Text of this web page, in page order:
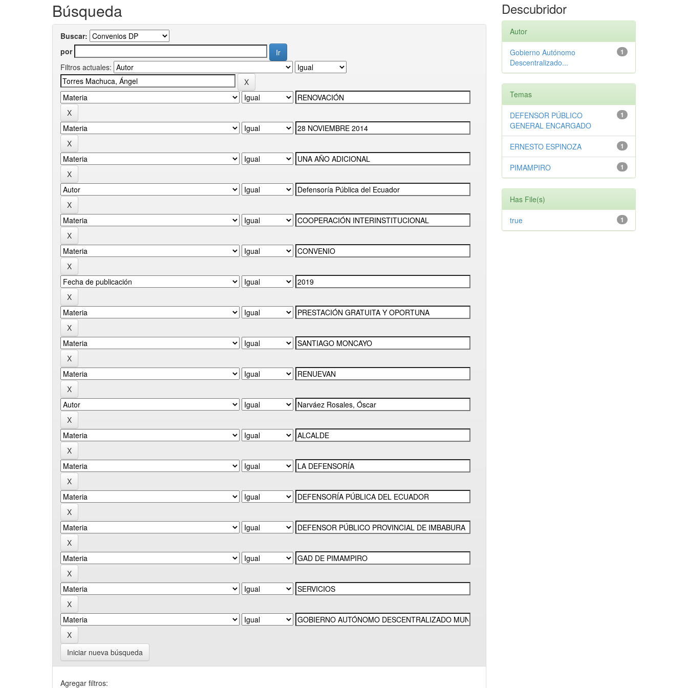
Búsqueda
Buscar:
por
Filtros actuales:
Iniciar nueva búsqueda
Agregar filtros:
Descubridor
Autor
1
Gobierno Autónomo
Descentralizado...
Temas
1
DEFENSOR PÚBLICO
GENERAL ENCARGADO
1
ERNESTO ESPINOZA
1
PIMAMPIRO
Has File(s)
1
true